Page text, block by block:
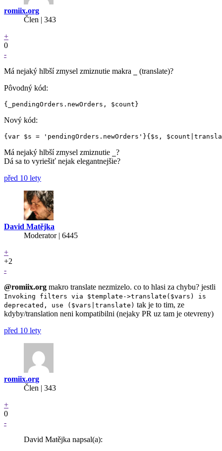
romiix.org
Člen | 343
+
0
-
Má nejaký hlbší zmysel zmiznutie makra
(translate)?
Pôvodný kód:
Nový kód:
Má nejaký hlbší zmysel zmiznutie
?
Dá sa to vyriešiť nejak elegantnejšie?
před 10 lety
David Matějka
Moderator | 6445
+
+2
-
@romiix.org makro translate nezmizelo. co to hlasi za chybu? jestli
Invoking filters via $template->translate($vars) is
deprecated, use ($vars|translate) tak je to tim, ze
kdyby/translation neni kompatibilni (nejaky PR uz tam je otevreny)
před 10 lety
romiix.org
Člen | 343
+
0
-
David Matějka napsal(a):